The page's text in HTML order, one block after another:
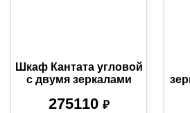
Шкаф Кантата угловой
с двумя зеркалами
275110 ₽